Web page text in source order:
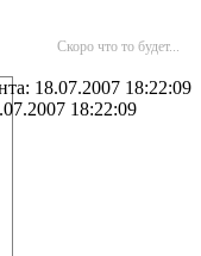
Скоро что то будет...
18.07.2007 18:22:09
18:22:09